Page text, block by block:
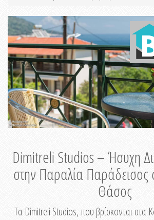
Dimitreli Studios – Ήσυχη
στην Παραλία Παράδεισος
Θάσος
Τα Dimitreli Studios, που βρίσκονται στα